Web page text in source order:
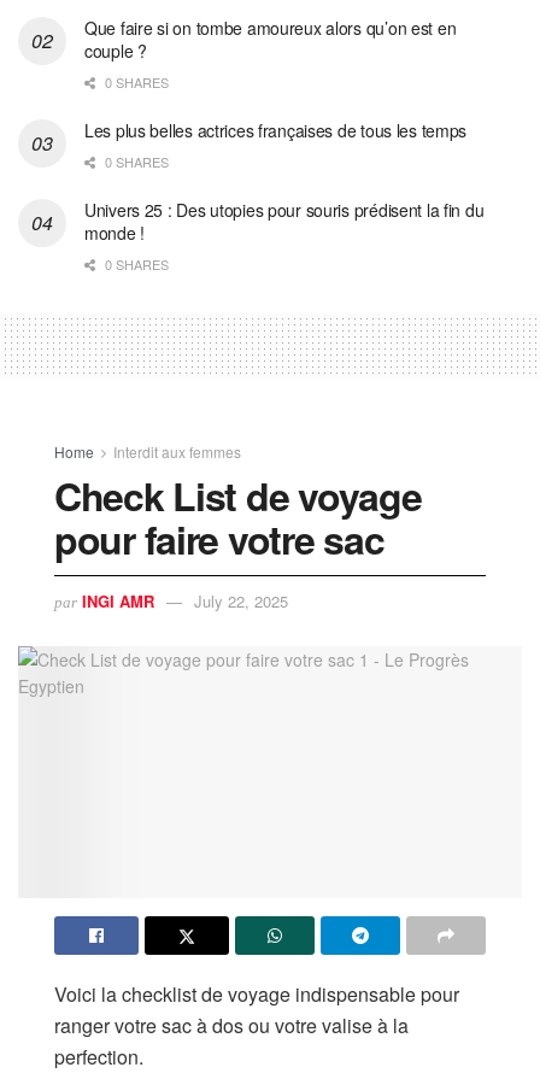
Que faire si on tombe amoureux alors qu’on est en
couple ?
0 SHARES
Les plus belles actrices françaises de tous les temps
0 SHARES
Univers 25 : Des utopies pour souris prédisent la fin du
monde !
0 SHARES
Home Interdit aux femmes
Check List de voyage
pour faire votre sac
par INGI AMR July 22, 2025
Voici la checklist de voyage indispensable pour
ranger votre sac à dos ou votre valise à la
perfection.